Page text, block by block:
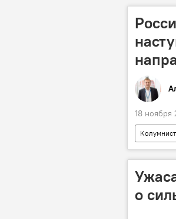
18 ноября
Армия и
о